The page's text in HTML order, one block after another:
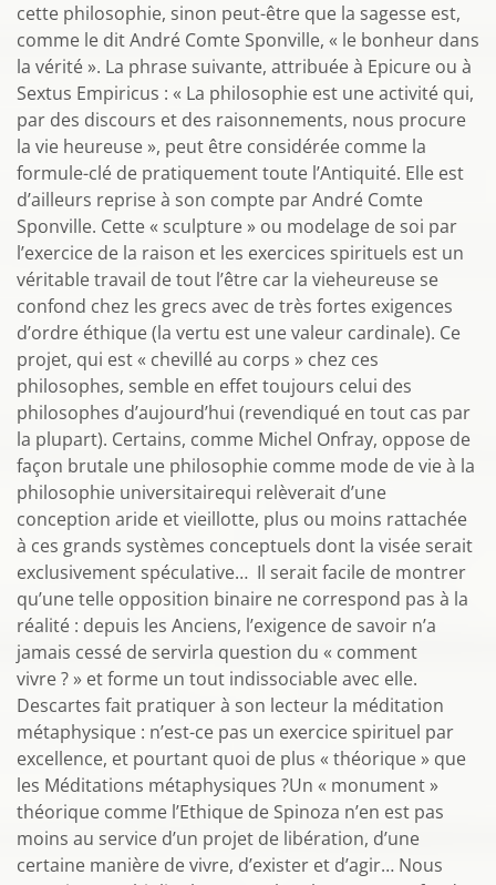
cette philosophie, sinon peut-être que la sagesse est,
comme le dit André Comte Sponville, « le bonheur dans
la vérité ». La phrase suivante, attribuée à Epicure ou à
Sextus Empiricus : « La philosophie est une activité qui,
par des discours et des raisonnements, nous procure
la vie heureuse », peut être considérée comme la
formule-clé de pratiquement toute l’Antiquité. Elle est
d’ailleurs reprise à son compte par André Comte
Sponville. Cette « sculpture » ou modelage de soi par
l’exercice de la raison et les exercices spirituels est un
véritable travail de tout l’être car la vieheureuse se
confond chez les grecs avec de très fortes exigences
d’ordre éthique (la vertu est une valeur cardinale). Ce
projet, qui est « chevillé au corps » chez ces
philosophes, semble en effet toujours celui des
philosophes d’aujourd’hui (revendiqué en tout cas par
la plupart). Certains, comme Michel Onfray, oppose de
façon brutale une philosophie comme mode de vie à la
philosophie universitairequi relèverait d’une
conception aride et vieillotte, plus ou moins rattachée
à ces grands systèmes conceptuels dont la visée serait
exclusivement spéculative… Il serait facile de montrer
qu’une telle opposition binaire ne correspond pas à la
réalité : depuis les Anciens, l’exigence de savoir n’a
jamais cessé de servirla question du « comment
vivre ? » et forme un tout indissociable avec elle.
Descartes fait pratiquer à son lecteur la méditation
métaphysique : n’est-ce pas un exercice spirituel par
excellence, et pourtant quoi de plus « théorique » que
les Méditations métaphysiques ?Un « monument »
théorique comme l’Ethique de Spinoza n’en est pas
moins au service d’un projet de libération, d’une
certaine manière de vivre, d’exister et d’agir… Nous